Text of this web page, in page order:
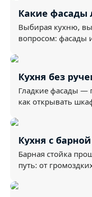
Какие фасады
году: МДФ или
Выбирая кухню, вы
вопросом: фасады
Кухня без
Скрытый
открывания
Гладкие фасады —
как открывать
Кухня с
Барная стойка
путь: от